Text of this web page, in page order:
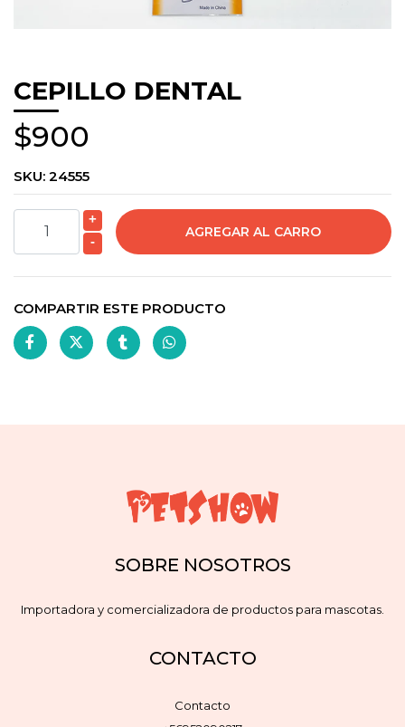
CEPILLO DENTAL
$900
SKU: 24555
+
-
COMPARTIR ESTE PRODUCTO
SOBRE NOSOTROS
Importadora y comercializadora de productos para mascotas.
CONTACTO
Contacto